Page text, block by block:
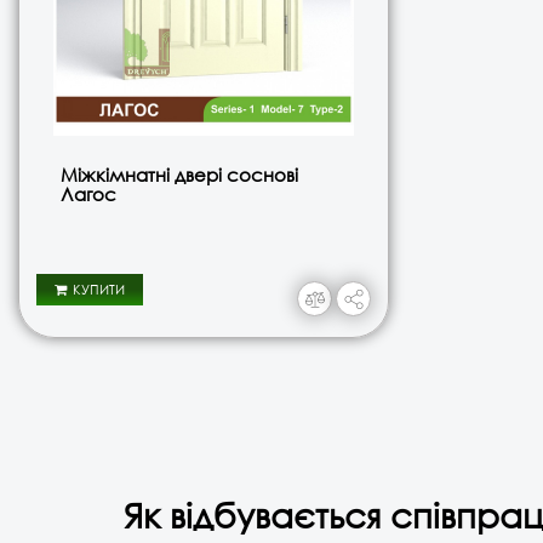
Міжкімнатні двері соснові
Лагос
КУПИТИ
Як відбувається